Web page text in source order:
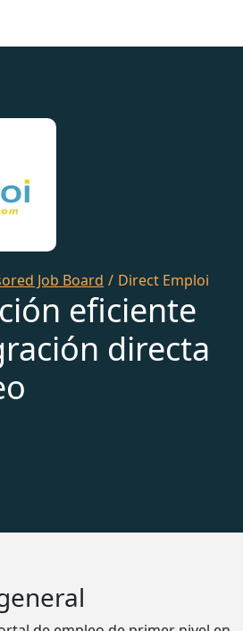
Job Board / Direct Emploi
eficiente
directa